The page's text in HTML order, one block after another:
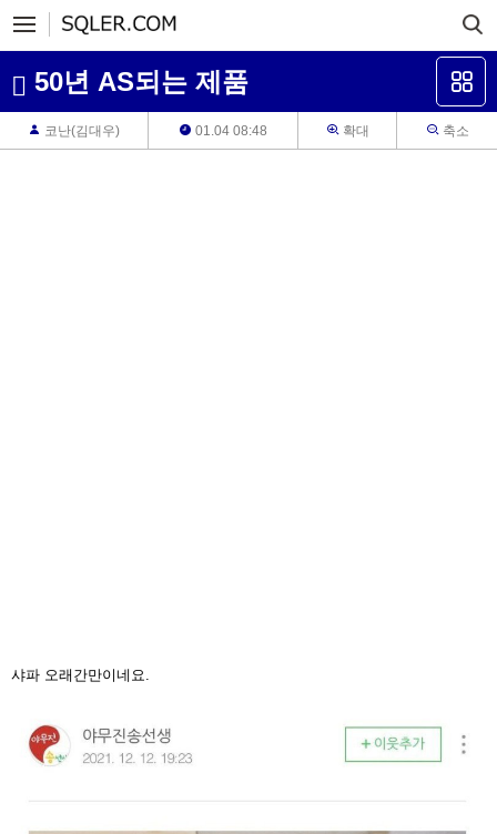
50년 AS되는 제품
코난(김대우) 01.04 08:48 확대 축소
샤파 오래간만이네요.